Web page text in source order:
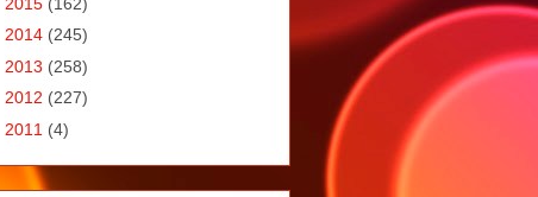
2014 (245)
2013 (258)
2012 (227)
2011 (4)